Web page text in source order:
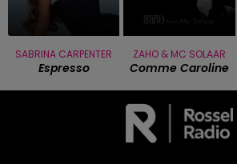
SABRINA CARPENTER
Espresso
ZAHO & MC SOLAAR
Comme Caroline